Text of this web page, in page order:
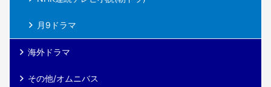
月9ドラマ
海外ドラマ
その他/オムニバス